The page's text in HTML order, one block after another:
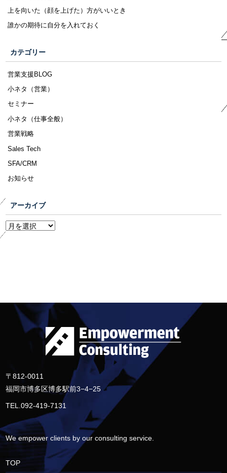
上を向いた（顔を上げた）方がいいとき
誰かの期待に自分を入れておく
カテゴリー
営業支援BLOG
小ネタ（営業）
セミナー
小ネタ（仕事全般）
営業戦略
Sales Tech
SFA/CRM
お知らせ
アーカイブ
〒812-0011
福岡市博多区博多駅前3−4−25
TEL.092-419-7131
We empower clients by our consulting service.
TOP